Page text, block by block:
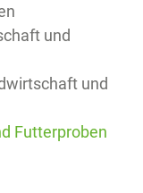
und
und
Futterproben